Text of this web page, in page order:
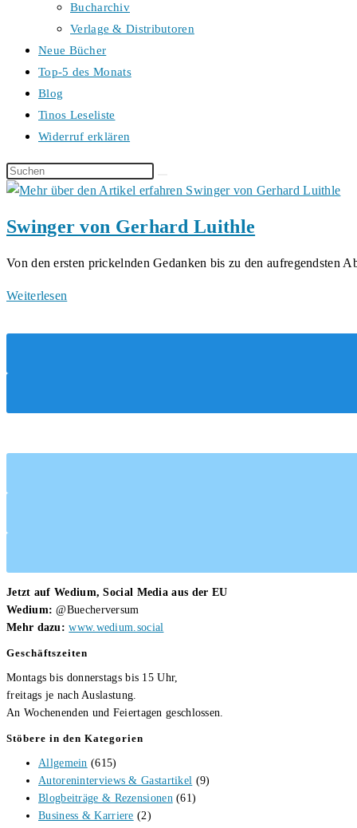
Bucharchiv
Verlage & Distributoren
Neue Bücher
Top-5 des Monats
Blog
Tinos Leseliste
Widerruf erklären
Diese
Website
Swinger von Gerhard Luithle
Von den ersten prickelnden Gedanken bis zu den aufregendsten
Weiterlesen
Gerhard
Jetzt auf Wedium, Social Media aus der EU
Wedium: @Buecherversum
Mehr dazu: www.wedium.social
Geschäftszeiten
Montags bis donnerstags bis 15 Uhr,
freitags je nach Auslastung.
An Wochenenden und Feiertagen geschlossen.
Stöbere in den Kategorien
Allgemein (615)
Autoreninterviews & Gastartikel (9)
Blogbeiträge & Rezensionen (61)
Business & Karriere (2)